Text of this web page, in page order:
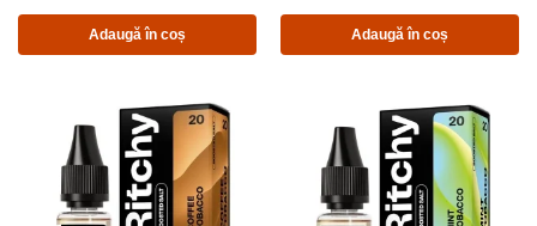
Adaugă în coș Adaugă în coș